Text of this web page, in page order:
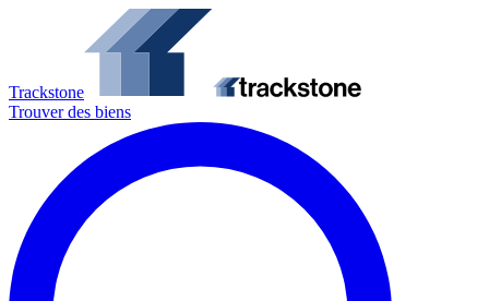
Trackstone
Trouver des biens